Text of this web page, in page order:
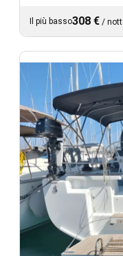
Il più basso308 € /